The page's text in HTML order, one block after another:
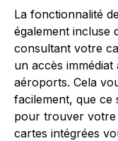
La fonctionnalité
également incluse
consultant votre
un accès
aéroports. Cela
facilement, que
pour trouver votre
cartes intégrées